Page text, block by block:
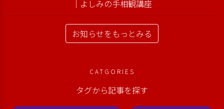
｜よしみの手相観講座
お知らせをもっとみる
CATGORIES
タグから記事を探す